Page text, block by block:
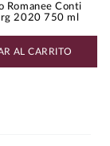
Romanee Conti
2020 750 ml
AL CARRITO